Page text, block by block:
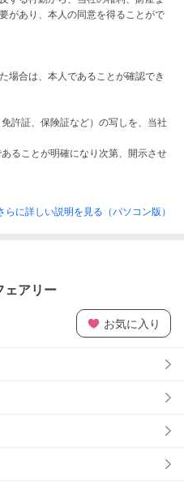
があり、本人の同意を得ることがで
場合は、本人であることが確認でき
許証、保険証など）の写しを、当社
ることが明確になり次第、開示させ
らに詳しい説明を見る（パソコン版）
ェアリー
お気に入り